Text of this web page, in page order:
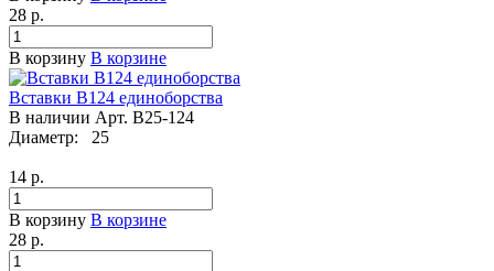
28 р.
В корзину В корзине
Вставки B124 единоборства
В наличии Арт. B25-124
Диаметр:
25
14 р.
В корзину В корзине
28 р.